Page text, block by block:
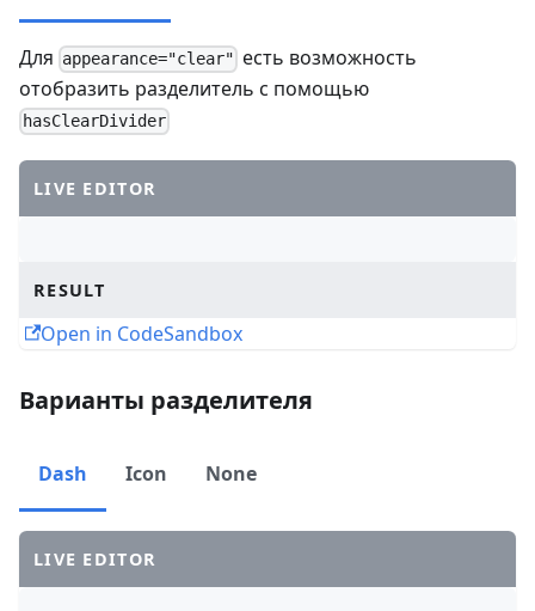
Для appearance="clear" есть возможность
отобразить разделитель с помощью
hasClearDivider
LIVE EDITOR
RESULT
Open in CodeSandbox
Варианты разделителя
Dash Icon None
LIVE EDITOR